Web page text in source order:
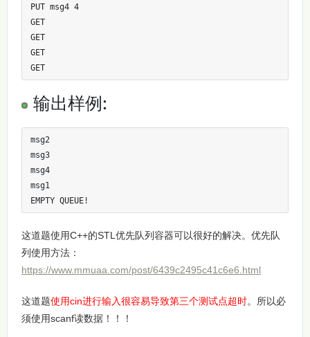
PUT msg4 4
GET
GET
GET
GET
输出样例:
msg2
msg3
msg4
msg1
EMPTY QUEUE!
这道题使用C++的STL优先队列容器可以很好的解决。优先队
列使用方法：
https://www.mmuaa.com/post/6439c2495c41c6e6.html
这道题使用cin进行输入很容易导致第三个测试点超时。所以必
须使用scanf读数据！！！